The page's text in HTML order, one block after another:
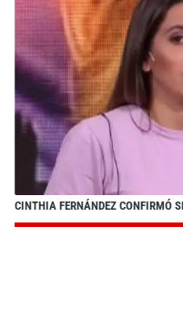
CINTHIA FERNÁNDEZ CONFIRMÓ